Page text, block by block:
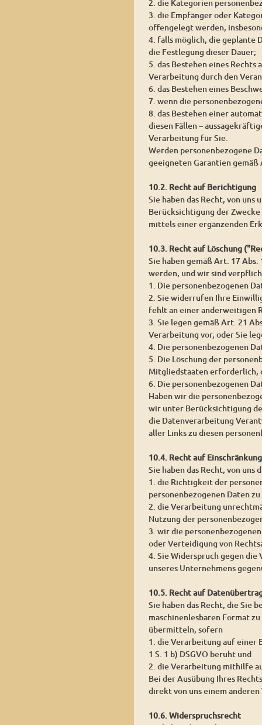
2. die Kategorien
3. die Empfänger oder
offengelegt werden,
4. falls möglich, die geplante
die Festlegung dieser Dauer;
5. das Bestehen eines
Verarbeitung durch den
6. das Bestehen eines
7. wenn die
8. das Bestehen einer
diesen Fällen –
Verarbeitung für Sie.
Werden personenbezogene
geeigneten Garantien
10.2. Recht auf Berichtigung
Sie haben das Recht, von
Berücksichtigung der
mittels einer ergänzenden
10.3. Recht auf Löschung
Sie haben gemäß Art. 17
werden, und wir sind
1. Die personenbezogenen
2. Sie widerrufen Ihre
fehlt an einer anderweitigen
3. Sie legen gemäß Art. 21
Verarbeitung vor, oder Sie
4. Die personenbezogenen
5. Die Löschung der
Mitgliedstaaten erforderlich,
6. Die personenbezogenen
Haben wir die
wir unter Berücksichtigung
die Datenverarbeitung
aller Links zu diesen
10.4. Recht auf
Sie haben das Recht, von
1. die Richtigkeit der
personenbezogenen Daten
2. die Verarbeitung
Nutzung der
3. wir die
oder Verteidigung von
4. Sie Widerspruch gegen
unseres Unternehmens
10.5. Recht auf
Sie haben das Recht, die Sie
maschinenlesbaren Format
übermitteln, sofern
1. die Verarbeitung auf einer
1 S. 1 b) DSGVO beruht und
2. die Verarbeitung mithilfe
Bei der Ausübung Ihres
direkt von uns einem
10.6. Widerspruchsrecht